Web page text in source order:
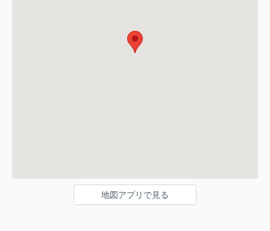
地図アプリで見る